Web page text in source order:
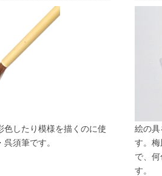
色したり模様を描くのに使
須筆です。
絵の具
す。
で、
す。